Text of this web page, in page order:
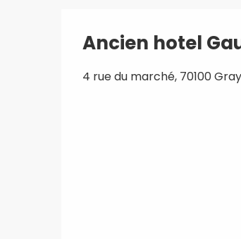
Ancien hotel
4 rue du marché, 70100 Gray